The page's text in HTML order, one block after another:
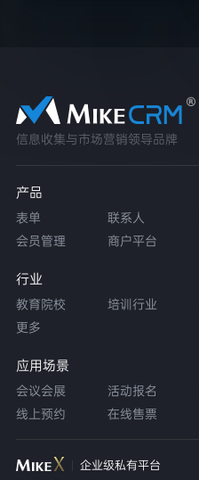
信息收集与市场营销领导品牌
产品
表单 联系人
会员管理
商户平台
行业
教育院校 培训行业
更多
应用场景
会议会展 活动报名
线上预约
在线售票
企业级私有平台